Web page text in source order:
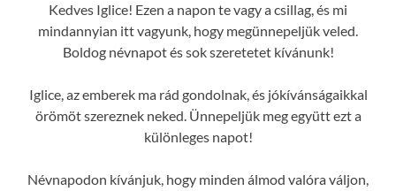
Kedves Iglice! Ezen a napon te vagy a csillag, és mi
mindannyian itt vagyunk, hogy megünnepeljük veled.
Boldog névnapot és sok szeretetet kívánunk!
Iglice, az emberek ma rád gondolnak, és jókívánságaikkal
örömöt szereznek neked. Ünnepeljük meg együtt ezt a
különleges napot!
Névnapodon kívánjuk, hogy minden álmod valóra váljon,